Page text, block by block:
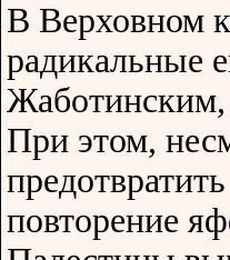
В Верховном
радикальные
Жаботинским,
При этом,
повторение